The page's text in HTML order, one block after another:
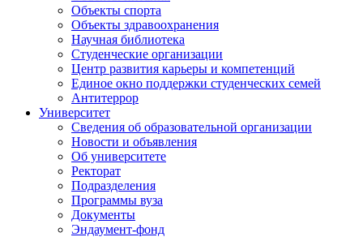
Объекты спорта
Объекты здравоохранения
Научная библиотека
Студенческие организации
Центр развития карьеры и компетенций
Единое окно поддержки студенческих семей
Антитеррор
Университет
Сведения об образовательной организации
Новости и объявления
Об университете
Ректорат
Подразделения
Программы вуза
Документы
Эндаумент-фонд